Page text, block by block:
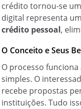
crédito tornou-se
digital representa
crédito pessoal,
O Conceito e Seus
O processo
simples. O
recebe propostas
instituições. Tudo